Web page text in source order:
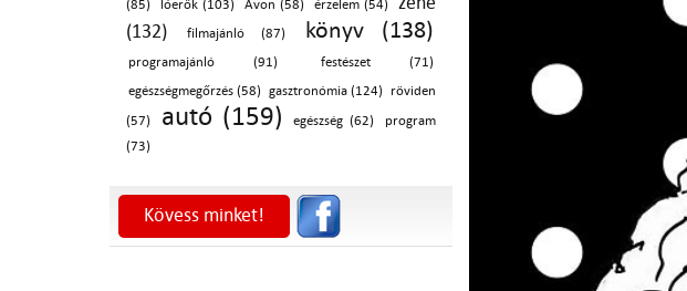
(85)
lóerők (103) Avon (58) érzelem (54)
(132)
filmajánló (87) könyv (138)
programajánló (91)
festészet (71)
egészségmegőrzés (58)
gasztronómia (124) röviden
(57) autó (159) egészség (62)
program
(73)
Kövess minket!